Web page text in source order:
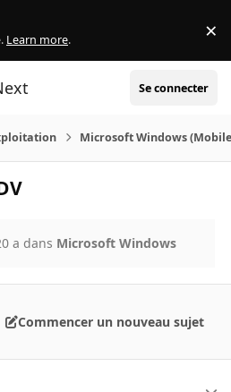
Learn more. ×
Se connecter
Microsoft Windows
a dans Microsoft Windows
Commencer un nouveau sujet